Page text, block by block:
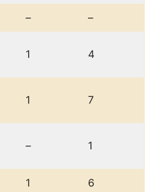
– –
1 4
1 7
– 1
1 6